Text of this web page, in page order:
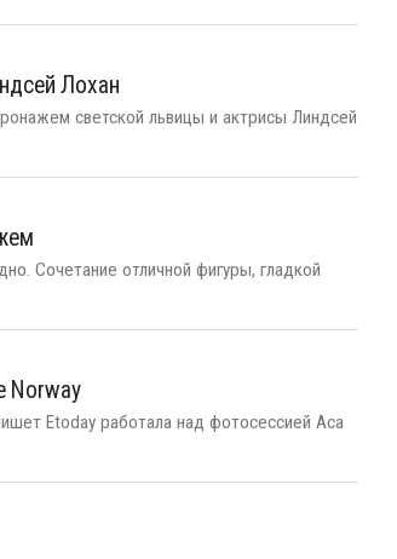
Лохан
светской львицы и актрисы Линдсей
Сочетание отличной фигуры, гладкой
Norway
Etoday работала над фотосессией Аса